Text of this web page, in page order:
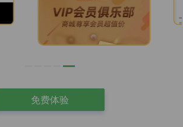
免费体验